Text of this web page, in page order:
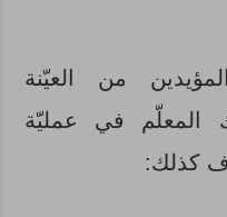
من العيّنة
المعلّم في عمليّة
كذلك: